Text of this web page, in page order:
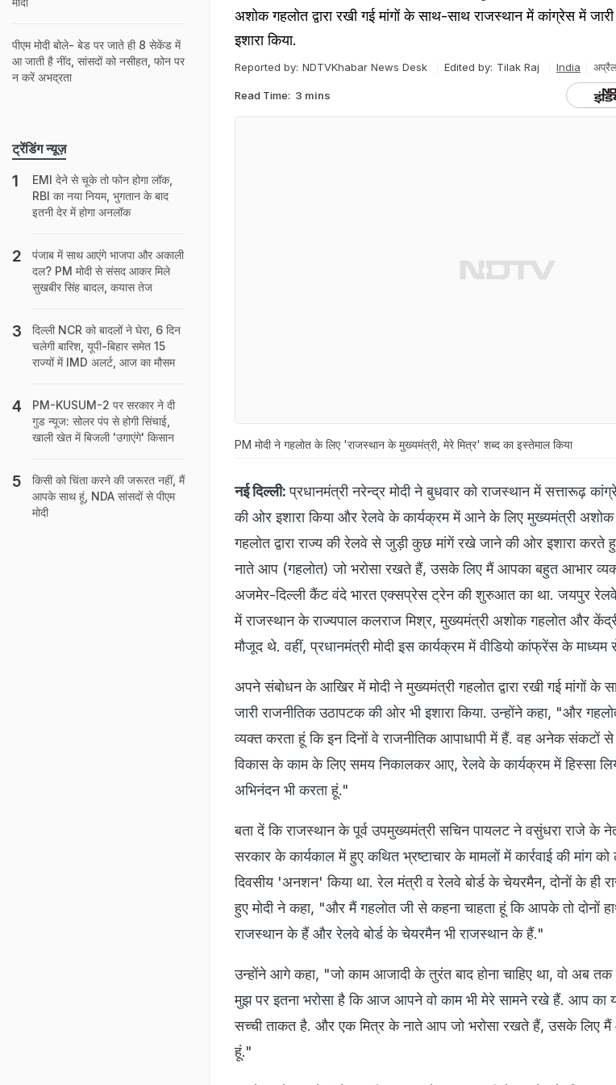
अशोक गहलोत द्वारा रखी गई मांगों के साथ-साथ राजस्‍थान में कांग्रेस में
इशारा किया.
Reported by: NDTVKhabar News Desk Edited by: Tilak Raj India
Read Time: 3 mins
PM मोदी ने गहलोत के लिए 'राजस्‍थान के मुख्‍यमंत्री, मेरे म‍ित्र' शब्‍द का इस्तेमाल किया
नई दिल्‍ली: प्रधानमंत्री नरेन्द्र मोदी ने बुधवार को राजस्‍थान में सत्तारूढ़
की ओर इशारा क‍िया और रेलवे के कार्यक्रम में आने के लिए मुख्‍यमंत्री अशोक
गहलोत द्वारा राज्‍य की रेलवे से जुड़ी कुछ मांगें रखे जाने की ओर इशारा करते
नाते आप (गहलोत) जो भरोसा रखते हैं, उसके लिए मैं आपका बहुत आभार
अजमेर-दिल्ली कैंट वंदे भारत एक्सप्रेस ट्रेन की शुरुआत का था. जयपुर
में राजस्थान के राज्यपाल कलराज म‍िश्र, मुख्‍यमंत्री अशोक गहलोत और
मौजूद थे. वहीं, प्रधानमंत्री मोदी इस कार्यक्रम में वीड‍ियो कांफ्रेंस के
अपने संबोधन के आखिर में मोदी ने मुख्‍यमंत्री गहलोत द्वारा रखी गई मांगों के
जारी राजनीतिक उठापटक की ओर भी इशारा किया. उन्‍होंने कहा, "और
व्‍यक्‍त करता हूं क‍ि इन द‍िनों वे राजनीत‍िक आपाधापी में हैं. वह अनेक
व‍िकास के काम के लिए समय निकालकर आए, रेलवे के कार्यक्रम में हिस्‍सा
अभिनंदन भी करता हूं."
बता दें कि राजस्‍थान के पूर्व उपमुख्‍यमंत्री सचिन पायलट ने वसुंधरा राजे के
सरकार के कार्यकाल में हुए कथित भ्रष्टाचार के मामलों में कार्रवाई की मांग
दिवसीय 'अनशन' किया था. रेल मंत्री व रेलवे बोर्ड के चेयरमैन, दोनों के ही
हुए मोदी ने कहा, "और मैं गहलोत जी से कहना चाहता हूं क‍ि आपके तो दोनों
राजस्‍थान के हैं और रेलवे बोर्ड के चेयरमैन भी राजस्‍थान के हैं."
उन्‍होंने आगे कहा, "जो काम आजादी के तुरंत बाद होना चाहिए था, वो अब
मुझ पर इतना भरोसा है क‍ि आज आपने वो काम भी मेरे सामने रखे हैं. आप का
सच्ची ताकत है. और एक मि‍त्र के नाते आप जो भरोसा रखते हैं, उसके लिए
हूं."
पीएम मोदी बोले- बेड पर जाते ही 8 सेकेंड में
आ जाती है नींद, सांसदों को नसीहत, फोन पर
न करें अभद्रता
ट्रेंडिंग न्यूज़
EMI देने से चूके तो फोन होगा लॉक,
RBI का नया नियम, भुगतान के बाद
इतनी देर में होगा अनलॉक
पंजाब में साथ आएंगे भाजपा और अकाली
दल? PM मोदी से संसद आकर मिले
सुखबीर सिंह बादल, कयास तेज
दिल्ली NCR को बादलों ने घेरा, 6 दिन
चलेगी बारिश, यूपी-बिहार समेत 15
राज्यों में IMD अलर्ट, आज का मौसम
PM-KUSUM-2 पर सरकार ने दी
गुड न्‍यूज: सोलर पंप से होगी सिंचाई,
खाली खेत में बिजली 'उगाएंगे' किसान
किसी को चिंता करने की जरूरत नहीं, मैं
आपके साथ हूं, NDA सांसदों से पीएम
मोदी